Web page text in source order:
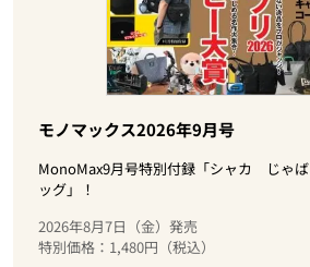
モノマックス2026年9月号
MonoMax9月号特別付録「シャカ じゃ
ッグ」！
2026年8月7日（金）発売
特別価格：1,480円（税込）